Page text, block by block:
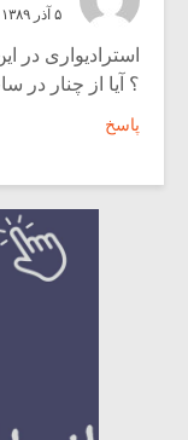
۵ آذر ۱۳۸۹ در ۰:۳۲ ق٫ظ
استرادیواری در
؟ آیا از چنار در
پاسخ